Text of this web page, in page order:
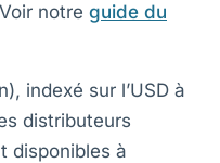
notre guide du
indexé sur l’USD à
distributeurs
disponibles à